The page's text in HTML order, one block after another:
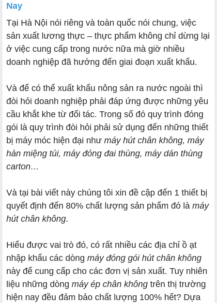
Nay
Tại Hà Nội nói riêng và toàn quốc nói chung, việc
sản xuất lương thực – thực phẩm không chỉ dừng lại
ở việc cung cấp trong nước nữa mà giờ nhiều
doanh nghiệp đã hướng đến giai đoạn xuất khẩu.
Và để có thể xuất khẩu nông sản ra nước ngoài thì
đòi hỏi doanh nghiệp phải đáp ứng được những yêu
cầu khắt khe từ đối tác. Trong số đó quy trình đóng
gói là quy trình đòi hỏi phải sử dụng đến những thiết
bị máy móc hiện đại như máy hút chân không, máy
hàn miệng túi, máy đóng đai thùng, máy dán thùng
carton…
Và tại bài viết này chúng tôi xin đề cập đến 1 thiết bị
quyết định đến 80% chất lượng sản phẩm đó là máy
hút chân không.
Hiểu được vai trò đó, có rất nhiều các địa chỉ ồ ạt
nhập khẩu các dòng máy đóng gói hút chân không
này để cung cấp cho các đơn vị sản xuất. Tuy nhiên
liệu những dòng máy ép chân không trên thị trường
hiện nay đều đảm bảo chất lượng 100% hết? Dựa